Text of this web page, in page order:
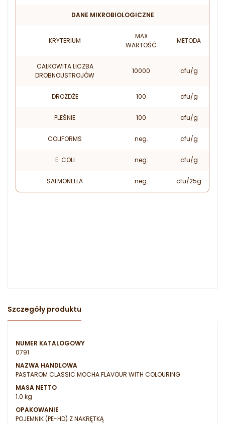
DANE MIKROBIOLOGICZNE
KRYTERIUM
MAX
WARTOŚĆ
METODA
CAŁKOWITA LICZBA
DROBNOUSTROJÓW
10000 cfu/g
DROŻDŻE 100 cfu/g
PLEŚNIE 100 cfu/g
COLIFORMS neg. cfu/g
E. COLI neg. cfu/g
SALMONELLA neg. cfu/25g
Szczegóły produktu
NUMER KATALOGOWY
0791
NAZWA HANDLOWA
PASTAROM CLASSIC MOCHA FLAVOUR WITH COLOURING
MASA NETTO
1.0 kg
OPAKOWANIE
POJEMNIK (PE-HD) Z NAKRĘTKĄ